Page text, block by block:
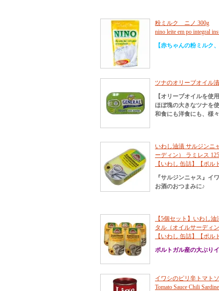
粉ミルク ニノ 300g
nino leite em po integral
【赤ちゃんの粉ミル
ツナのオリーブオイル
【オリーブオイルを使
ほぼ塊の大きなツナを
和食にも洋食にも、様
いわし油漬 サルジンニ
ーディン） ラミレス
【いわし 缶詰】【ポ
『サルジンニャス』イ
お酒のおつまみに♪
【5個セット】いわし
タル（オイルサーディ
【いわし 缶詰】【ポ
ポルトガル産の大ぶり
イワシのピリ辛トマト
Tomato Sauce Chili